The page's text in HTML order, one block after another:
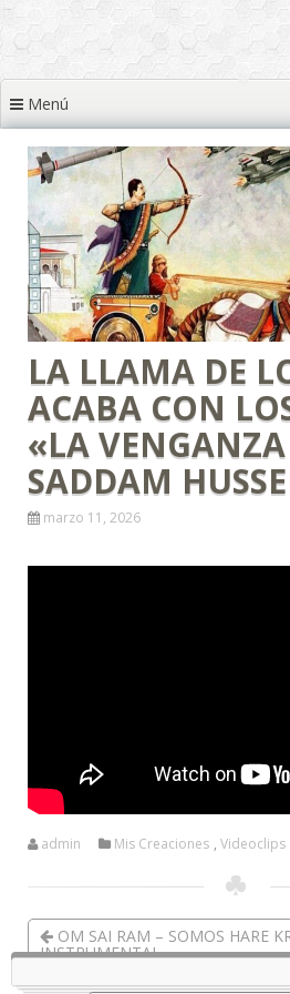
❅
❅
❅
❅
❅
❅ ❅
Menú
LA LLAMA DE
ACABA CON
«LA
SADDAM
marzo 11, 2026
admin Mis Creaciones , Videoclips
OM SAI RAM – SOMOS HARE
INSTRUMENTAL